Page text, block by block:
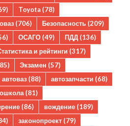
Toyota (78)
(706) Безопасность (209)
ОСАГО (49) ПДД (136)
и рейтинги (317)
Экзамен (57)
автоваз (88) автозапчасти (68)
(81)
(86) вождение (189)
законопроект (79)